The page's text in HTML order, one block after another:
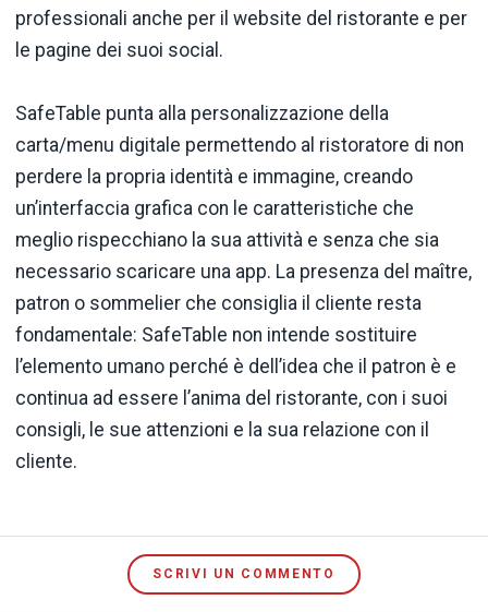
professionali anche per il website del ristorante e per
le pagine dei suoi social.
SafeTable punta alla personalizzazione della
carta/menu digitale permettendo al ristoratore di non
perdere la propria identità e immagine, creando
un’interfaccia grafica con le caratteristiche che
meglio rispecchiano la sua attività e senza che sia
necessario scaricare una app. La presenza del maître,
patron o sommelier che consiglia il cliente resta
fondamentale: SafeTable non intende sostituire
l’elemento umano perché è dell’idea che il patron è e
continua ad essere l’anima del ristorante, con i suoi
consigli, le sue attenzioni e la sua relazione con il
cliente.
SCRIVI UN COMMENTO